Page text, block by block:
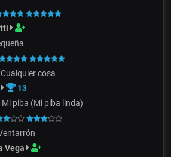
Cualquier cosa
13
Mi piba (Mi piba linda)
Vega